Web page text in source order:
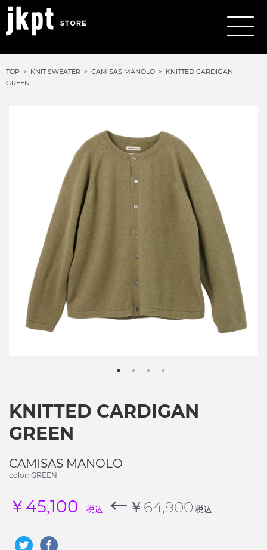
TOP KNIT SWEATER CAMISAS MANOLO
KNITTED CARDIGAN
GREEN
KNITTED CARDIGAN
GREEN
CAMISAS MANOLO
color: GREEN
￥45,100 税込 ← ￥64,900 税込